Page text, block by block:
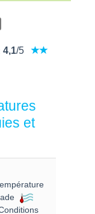
4,1/5
et